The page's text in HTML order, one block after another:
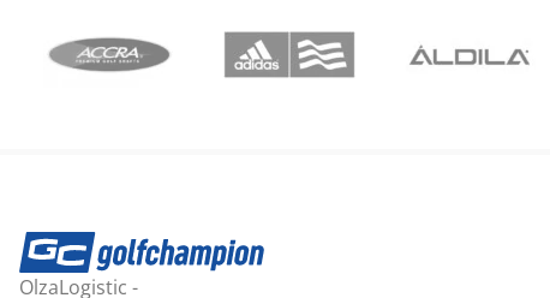
OlzaLogistic -